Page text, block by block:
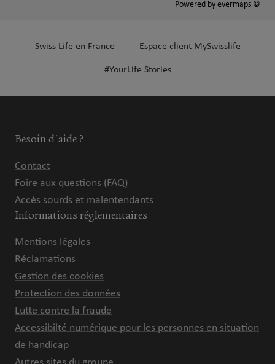
Powered by evermaps ©
Swiss Life en France Espace client MySwisslife
#YourLife Stories
Besoin d'aide ?
Contact
Foire aux questions (FAQ)
Accès sourds et malentendants
Informations réglementaires
Mentions légales
Réclamations
Gestion des cookies
Protection des données
Lutte contre la fraude
Accessibilté numérique pour les personnes en situation
de handicap